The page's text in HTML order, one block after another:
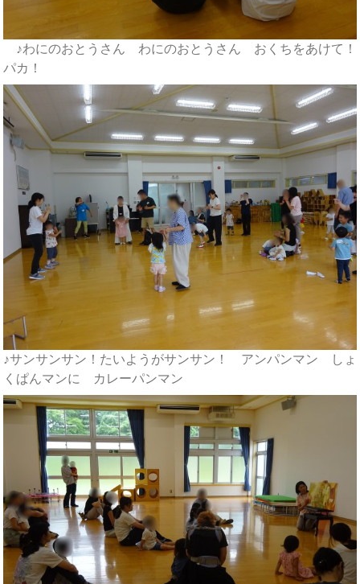
♪わにのおとうさん わにのおとうさん おくちをあけて！
パカ！
♪サンサンサン！たいようがサンサン！ アンパンマン しょ
くぱんマンに カレーパンマン